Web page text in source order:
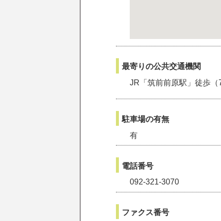
最寄りの公共交通機関
JR「筑前前原駅」徒歩（
駐車場の有無
有
電話番号
092-321-3070
ファクス番号